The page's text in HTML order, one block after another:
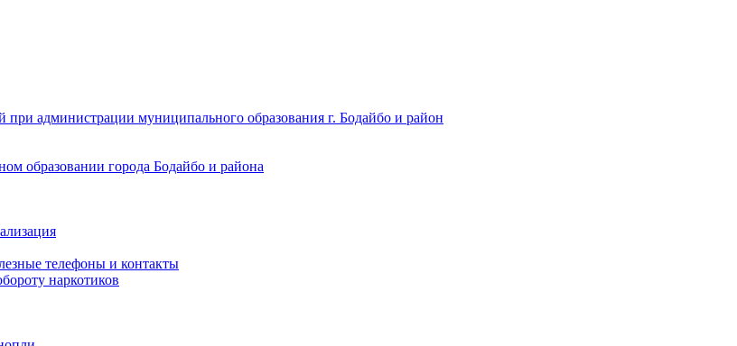
администрации муниципального образования г. Бодайбо и район
образовании города Бодайбо и района
телефоны и контакты
наркотиков